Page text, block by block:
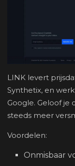
LINK levert
Synthetix, en
Google. Geloof je
steeds meer
Voordelen:
Onmisbaar